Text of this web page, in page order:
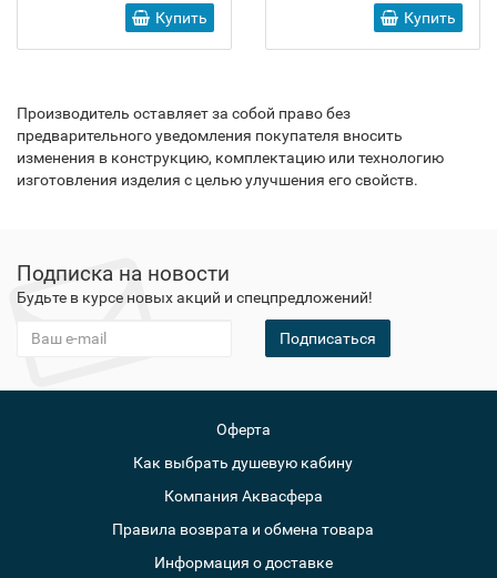
Купить Купить
Производитель оставляет за собой право без
предварительного уведомления покупателя вносить
изменения в конструкцию, комплектацию или технологию
изготовления изделия с целью улучшения его свойств.
Подписка на новости
Будьте в курсе новых акций и спецпредложений!
Подписаться
Оферта
Как выбрать душевую кабину
Компания Аквасфера
Правила возврата и обмена товара
Информация о доставке